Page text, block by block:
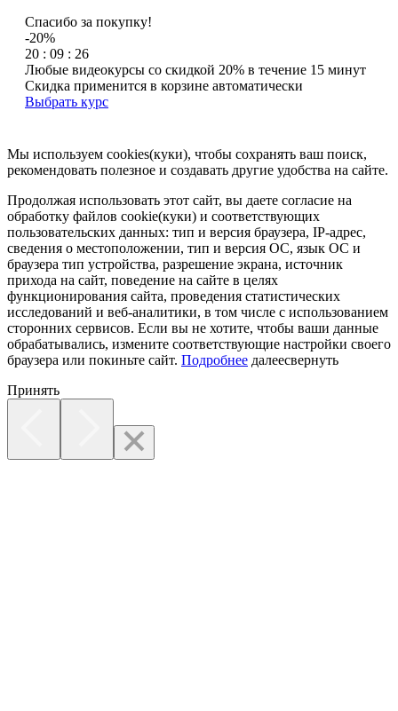
Спасибо за покупку!
-20%
20 : 09 : 26
Любые видеокурсы со скидкой 20% в течение 15 минут
Скидка применится в корзине автоматически
Выбрать курс
Мы используем cookies(куки), чтобы сохранять ваш поиск,
рекомендовать полезное и создавать другие удобства на сайте.
Продолжая использовать этот сайт, вы даете согласие на
обработку файлов cookie(куки) и соответствующих
пользовательских данных: тип и версия браузера, IP-адрес,
сведения о местоположении, тип и версия ОС, язык ОС и
браузера тип устройства, разрешение экрана, источник
прихода на сайт, поведение на сайте в целях
функционирования сайта, проведения статистических
исследований и веб-аналитики, в том числе с использованием
сторонних сервисов. Если вы не хотите, чтобы ваши данные
обрабатывались, измените соответствующие настройки своего
браузера или покиньте сайт. Подробнее далеесвернуть
Принять